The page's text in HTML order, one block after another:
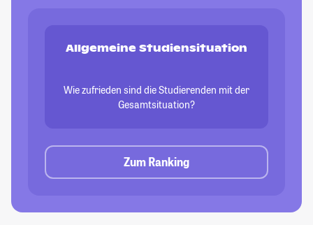
Allgemeine Studiensituation
Wie zufrieden sind die Studierenden mit der
Gesamtsituation?
Zum Ranking